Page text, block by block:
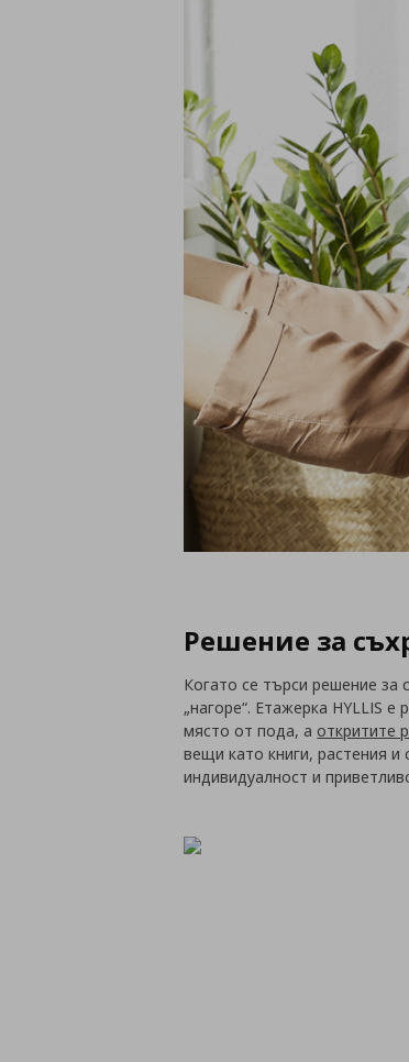
Решение за
Когато се търси решение за
„нагоре“. Етажерка HYLLIS
място от пода, аоткритите
вещи като книги, растения
индивидуалност и